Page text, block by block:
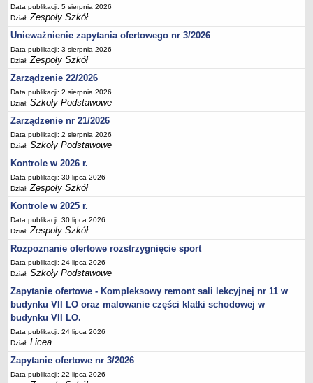
PORADNIE PSYCHOLOGICZNO-PEDAGOGICZNE
Zespół Poradni
BIURO FINANSÓW OŚWIATY
Dane podstawowe
Statut
Majątek
Godziny dyżurów
Ogłoszenia
Zarządzenia
Rejestry, ewidencje, archiwa
Kontrole
PONOWNE WYKORZYSTYWANIE
Sprawozdania
Deklaracja dostępności
DEKLARACJA DOSTĘPNOŚCI
OŚWIADCZENIA MAJĄTKOWE
PONOWNE WYKORZYSTYWANIE
UDOSTĘPNIANIE INFORMACJI PUBLICZNEJ
OCHRONA DANYCH OSOBOWYCH
Data publikacji: 5 sierpnia 2026
Dział:Zespoły Szkół
Unieważnienie zapytania ofertowego nr 3/2026
Data publikacji: 3 sierpnia 2026
Dział:Zespoły Szkół
Zarządzenie 22/2026
Data publikacji: 2 sierpnia 2026
Dział:Szkoły Podstawowe
Zarządzenie nr 21/2026
Data publikacji: 2 sierpnia 2026
Dział:Szkoły Podstawowe
Kontrole w 2026 r.
Data publikacji: 30 lipca 2026
Dział:Zespoły Szkół
Kontrole w 2025 r.
Data publikacji: 30 lipca 2026
Dział:Zespoły Szkół
Rozpoznanie ofertowe rozstrzygnięcie sport
Data publikacji: 24 lipca 2026
Dział:Szkoły Podstawowe
Zapytanie ofertowe - Kompleksowy remont sali lekcyjnej nr 11 w
budynku VII LO oraz malowanie części klatki schodowej w
budynku VII LO.
Data publikacji: 24 lipca 2026
Dział:Licea
Zapytanie ofertowe nr 3/2026
Data publikacji: 22 lipca 2026